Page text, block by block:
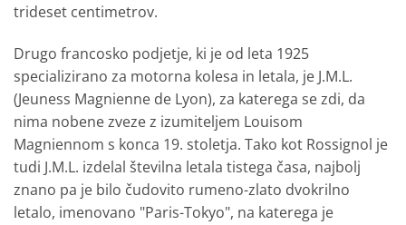
trideset centimetrov.
Drugo francosko podjetje, ki je od leta 1925
specializirano za motorna kolesa in letala, je J.M.L.
(Jeuness Magnienne de Lyon), za katerega se zdi, da
nima nobene zveze z izumiteljem Louisom
Magniennom s konca 19. stoletja. Tako kot Rossignol je
tudi J.M.L. izdelal številna letala tistega časa, najbolj
znano pa je bilo čudovito rumeno-zlato dvokrilno
letalo, imenovano "Paris-Tokyo", na katerega je